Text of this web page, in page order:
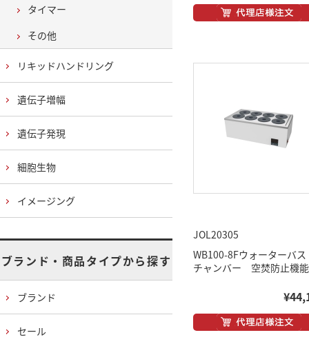
JOL20305
WB100-8Fウォーターバ
チャンバー 空焚防止機能
タイマー
その他
リキッドハンドリング
遺伝子増幅
遺伝子発現
細胞生物
イメージング
ブランド・商品タイプから探す
ブランド
セール